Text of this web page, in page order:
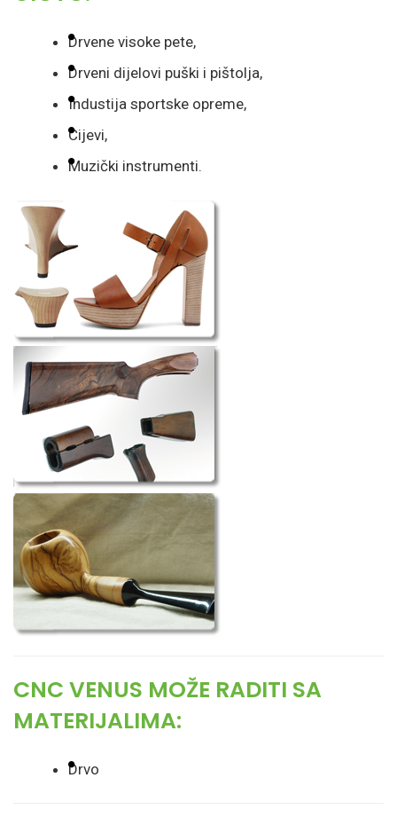
Drvene visoke pete,
Drveni dijelovi puški i pištolja,
Industija sportske opreme,
Cijevi,
Muzički instrumenti.
CNC VENUS MOŽE RADITI SA
MATERIJALIMA:
Drvo